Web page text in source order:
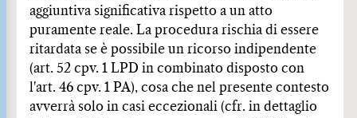
aggiuntiva significativa rispetto a un atto
puramente reale. La procedura rischia di essere
ritardata se è possibile un ricorso indipendente
(art. 52 cpv. 1 LPD in combinato disposto con
l'art. 46 cpv. 1 PA), cosa che nel presente contesto
avverrà solo in casi eccezionali (cfr. in dettaglio